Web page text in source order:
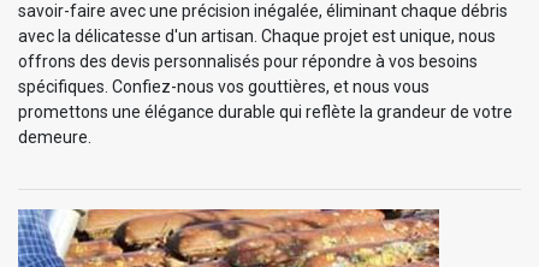
savoir-faire avec une précision inégalée, éliminant chaque débris
avec la délicatesse d'un artisan. Chaque projet est unique, nous
offrons des devis personnalisés pour répondre à vos besoins
spécifiques. Confiez-nous vos gouttières, et nous vous
promettons une élégance durable qui reflète la grandeur de votre
demeure.